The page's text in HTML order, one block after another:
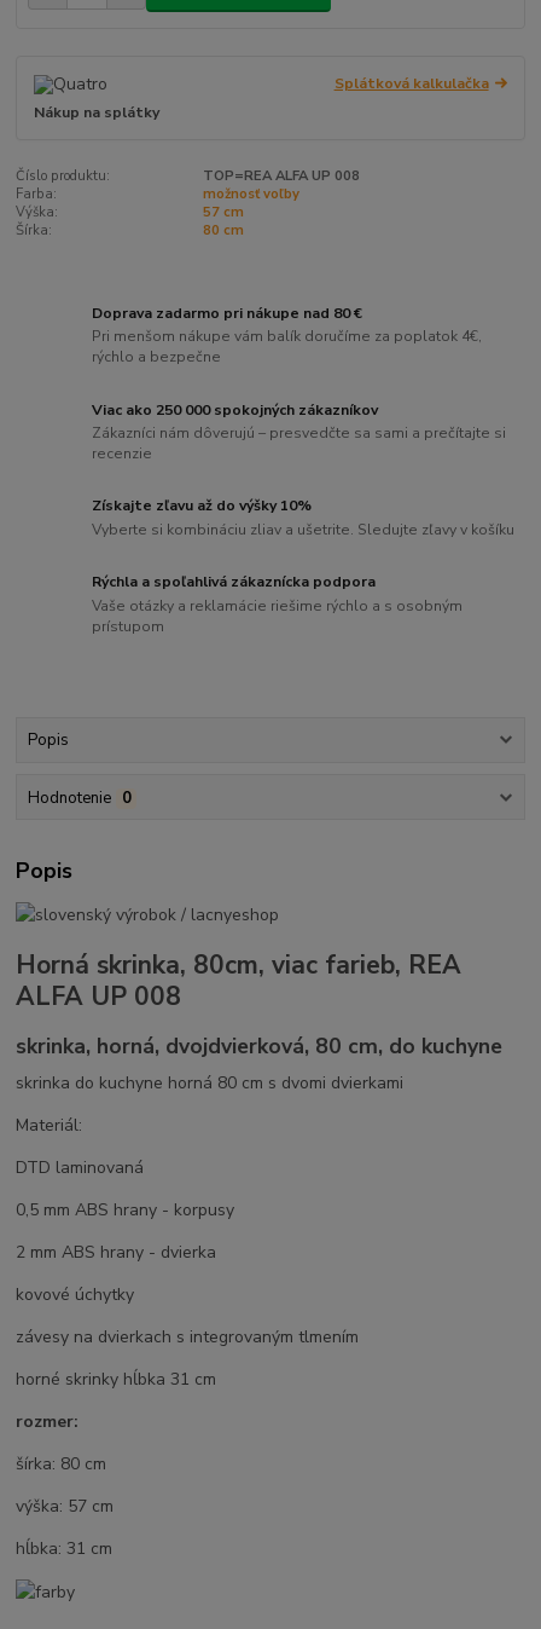
Splátková kalkulačka
Nákup na splátky
Číslo produktu:
TOP=REA ALFA UP 008
Farba:
možnosť voľby
Výška:
57 cm
Šírka:
80 cm
Doprava zadarmo pri nákupe nad 80 €
Pri menšom nákupe vám balík doručíme za poplatok 4€,
rýchlo a bezpečne
Viac ako 250 000 spokojných zákazníkov
Zákazníci nám dôverujú – presvedčte sa sami a prečítajte si
recenzie
Získajte zľavu až do výšky 10%
Vyberte si kombináciu zliav a ušetrite. Sledujte zľavy v košíku
Rýchla a spoľahlivá zákaznícka podpora
Vaše otázky a reklamácie riešime rýchlo a s osobným
prístupom
Popis
Hodnotenie 0
Popis
Horná skrinka, 80cm, viac farieb, REA
ALFA UP 008
skrinka, horná, dvojdvierková, 80 cm, do kuchyne
skrinka do kuchyne horná 80 cm s dvomi dvierkami
Materiál:
DTD laminovaná
0,5 mm ABS hrany - korpusy
2 mm ABS hrany - dvierka
kovové úchytky
závesy na dvierkach s integrovaným tlmením
horné skrinky hĺbka 31 cm
rozmer:
šírka: 80 cm
výška: 57 cm
hĺbka: 31 cm